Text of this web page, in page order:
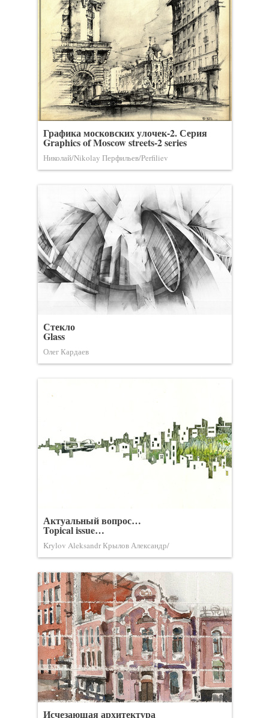
Графика московских улочек-2. Серия
Graphics of Moscow streets-2 series
Николай/Nikolay Перфильев/Perfiliev
Стекло
Glass
Олег Кардаев
Актуальный вопрос…
Topical issue…
Krylov Aleksandr Крылов Александр/
Исчезающая архитектура